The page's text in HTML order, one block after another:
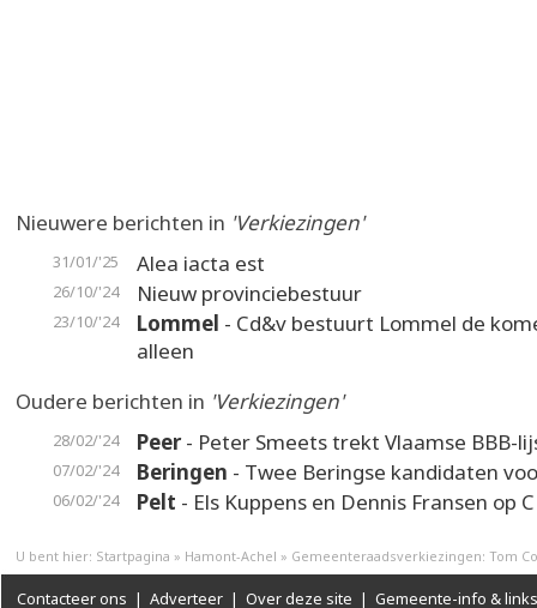
Nieuwere berichten in 'Verkiezingen'
31/01/'25 Alea iacta est
26/10/'24 Nieuw provinciebestuur
23/10/'24 Lommel - Cd&v bestuurt Lommel de
alleen
Oudere berichten in 'Verkiezingen'
28/02/'24 Peer- Peter Smeets trekt Vlaamse BBB-
07/02/'24 Beringen - Twee Beringse kandidaten
06/02/'24 Pelt - Els Kuppens en Dennis Fransen op
U bent hier: Startpagina » Hamont-Achel » Gemeenteraadsverkiezingen: Tom
Contacteer ons | Adverteer | Over deze site | Gemeente-info & links